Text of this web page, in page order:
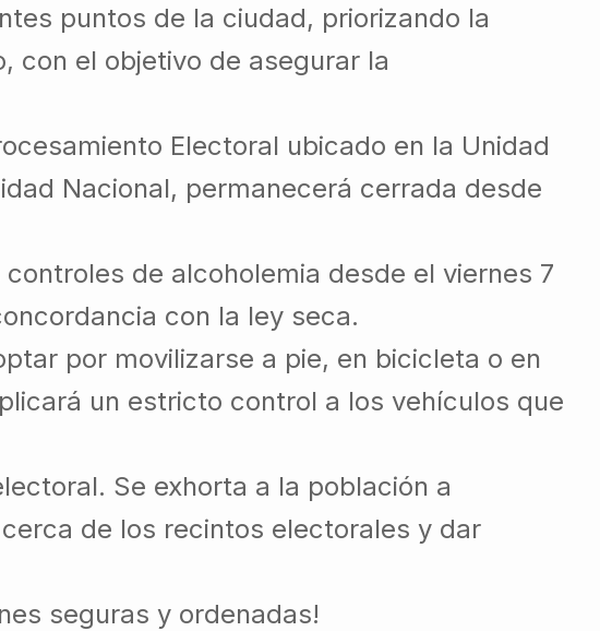
puntos de la ciudad, priorizando la
con el objetivo de asegurar la
Electoral ubicado en la Unidad
Nacional, permanecerá cerrada desde
de alcoholemia desde el viernes 7
con la ley seca.
por movilizarse a pie, en bicicleta o en
un estricto control a los vehículos que
Se exhorta a la población a
de los recintos electorales y dar
seguras y ordenadas!